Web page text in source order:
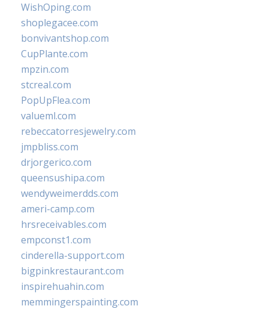
WishOping.com
shoplegacee.com
bonvivantshop.com
CupPlante.com
mpzin.com
stcreal.com
PopUpFlea.com
valueml.com
rebeccatorresjewelry.com
jmpbliss.com
drjorgerico.com
queensushipa.com
wendyweimerdds.com
ameri-camp.com
hrsreceivables.com
empconst1.com
cinderella-support.com
bigpinkrestaurant.com
inspirehuahin.com
memmingerspainting.com